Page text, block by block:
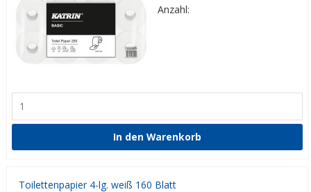
Anzahl:
Toilettenpapier 4-lg. weiß 160 Blatt